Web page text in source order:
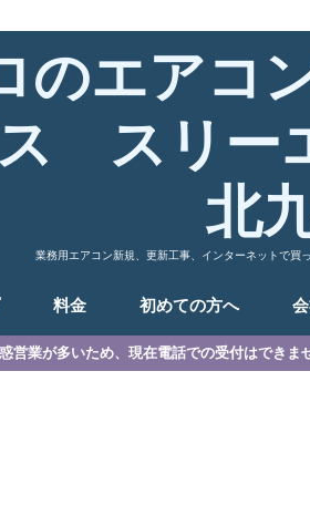
のエアコ
スリー
北
業務用エアコン新規、更新工事、インターネットで買
料金 初めての方へ
営業が多いため、現在電話での受付はできま